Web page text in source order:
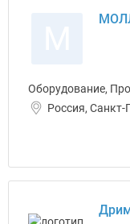
Оборудование,
Россия, Санкт-